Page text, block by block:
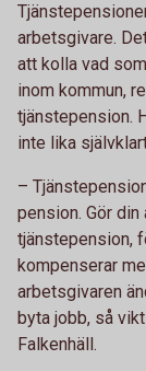
arbetsgivare.
att kolla vad
inom kommun,
tjänstepension.
inte lika
–
pension. Gör
tjänstepension,
kompenserar
arbetsgivaren
byta jobb, så
Falkenhäll.